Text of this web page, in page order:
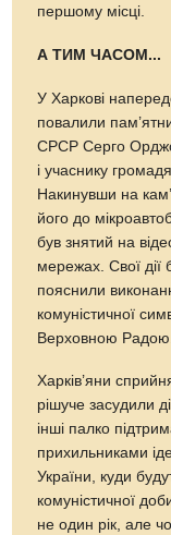
першому місці.
А ТИМ ЧАСОМ...
У Харкові
повалили
СРСР Серго
і учаснику
Накинувши на
його до
був знятий на
мережах. Свої дії
пояснили
комуністичної
Верховною Радою.
Харків’яни
рішуче засудили
інші палко
прихильниками
України, куди
комуністичної
не один рік, але